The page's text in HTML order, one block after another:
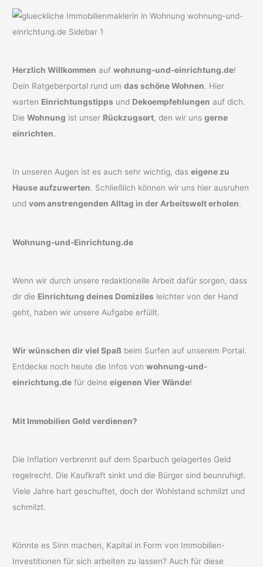
Herzlich Willkommen aufwohnung-und-einrichtung.de!
Dein Ratgeberportal rund umdas schöne Wohnen. Hier
warten Einrichtungstipps und Dekoempfehlungen auf dich.
DieWohnung ist unser Rückzugsort, den wir unsgerne
einrichten.
In unseren Augen ist es auch sehr wichtig, daseigene zu
Hause aufzuwerten. Schließlich können wir uns hier ausruhen
undvom anstrengenden Alltag in der Arbeitswelt erholen.
Wohnung-und-Einrichtung.de
Wenn wir durch unsere redaktionelle Arbeit dafür sorgen, dass
dir die Einrichtung deines Domiziles leichter von der Hand
geht, haben wir unsere Aufgabe erfüllt.
Wir wünschen dir viel Spaß beim Surfen auf unserem Portal.
Entdecke noch heute die Infos vonwohnung-und-
einrichtung.de für deineeigenen Vier Wände!
Mit Immobilien Geld verdienen?
Die Inflation verbrennt auf dem Sparbuch gelagertes Geld
regelrecht. Die Kaufkraft sinkt und die Bürger sind beunruhigt.
Viele Jahre hart geschuftet, doch der Wohlstand schmilzt und
schmilzt.
Könnte es Sinn machen, Kapital in Form von Immobilien-
Investitionen für sich arbeiten zu lassen? Auch für diese